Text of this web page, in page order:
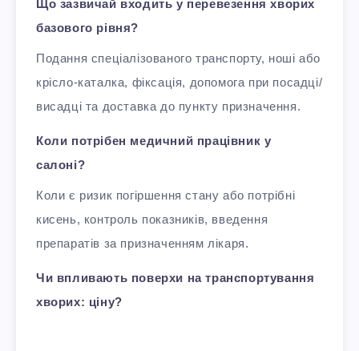
Що зазвичай входить у перевезення хворих
базового рівня?
Подання спеціалізованого транспорту, ноші або
крісло-каталка, фіксація, допомога при посадці/
висадці та доставка до пункту призначення.
Коли потрібен медичний працівник у
салоні?
Коли є ризик погіршення стану або потрібні
кисень, контроль показників, введення
препаратів за призначенням лікаря.
Чи впливають поверхи на транспортування
хворих: ціну?